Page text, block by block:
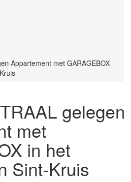
Appartement met GARAGEBOX
gelegen
met
in het
Sint-Kruis